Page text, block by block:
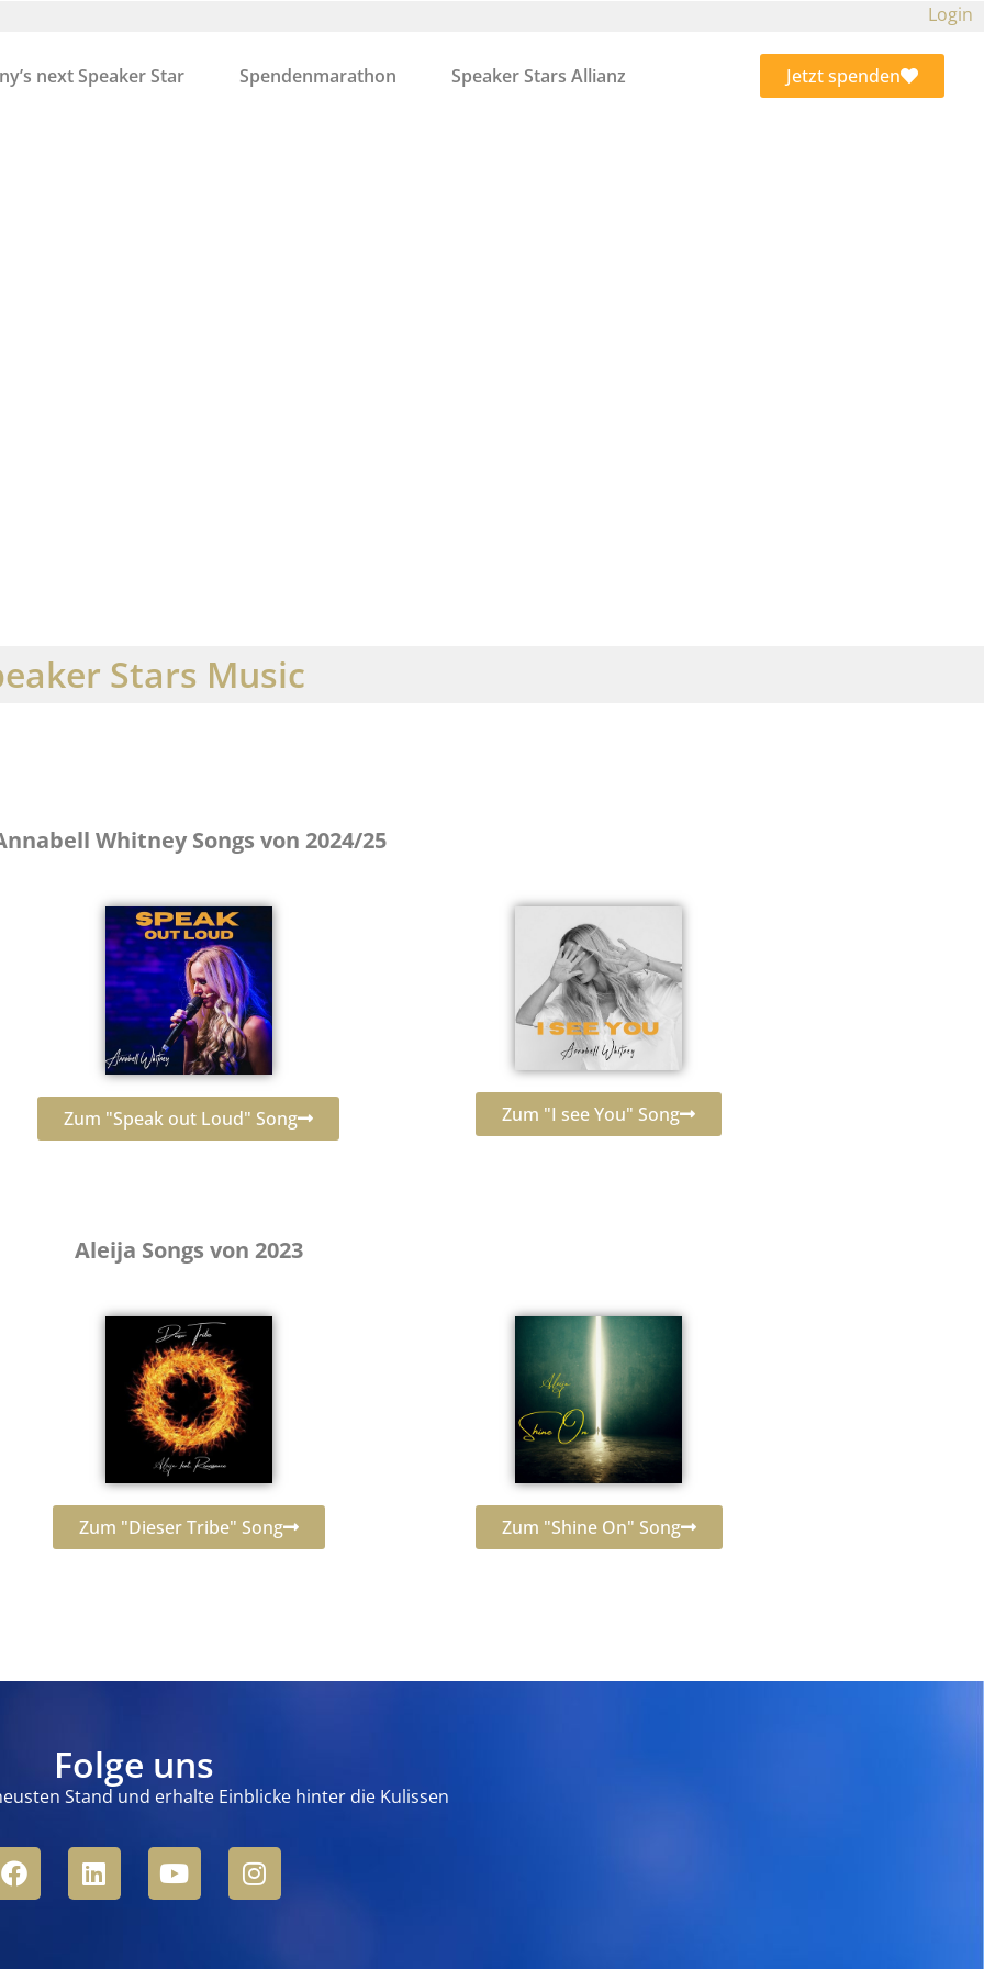
Login
next Speaker Star Spendenmarathon Speaker Stars Allianz Jetzt spenden
Stars Music
Whitney Songs von 2024/25
Zum "Speak out Loud" Song Zum "I see You" Song
Aleija Songs von 2023
Zum "Dieser Tribe" Song Zum "Shine On" Song
Folge uns
Stand und erhalte Einblicke hinter die Kulissen